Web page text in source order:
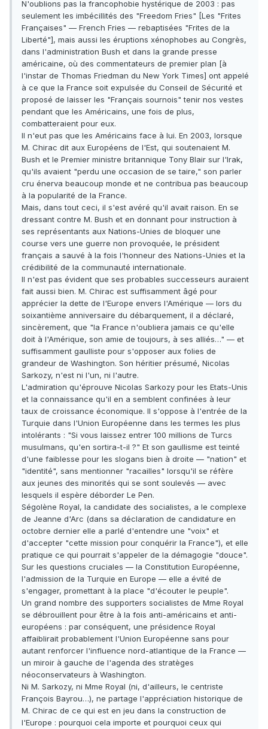
N'oublions pas la francophobie hystérique de 2003 : pas
seulement les imbécillités des "Freedom Fries" [Les "Frites
Françaises" — French Fries — rebaptisées "Frites de la
Liberté"], mais aussi les éruptions xénophobes au Congrès,
dans l'administration Bush et dans la grande presse
américaine, où des commentateurs de premier plan [à
l'instar de Thomas Friedman du New York Times] ont appelé
à ce que la France soit expulsée du Conseil de Sécurité et
proposé de laisser les "Français sournois" tenir nos vestes
pendant que les Américains, une fois de plus,
combatteraient pour eux.
Il n'eut pas que les Américains face à lui. En 2003, lorsque
M. Chirac dit aux Européens de l'Est, qui soutenaient M.
Bush et le Premier ministre britannique Tony Blair sur l'Irak,
qu'ils avaient "perdu une occasion de se taire," son parler
cru énerva beaucoup monde et ne contribua pas beaucoup
à la popularité de la France.
Mais, dans tout ceci, il s'est avéré qu'il avait raison. En se
dressant contre M. Bush et en donnant pour instruction à
ses représentants aux Nations-Unies de bloquer une
course vers une guerre non provoquée, le président
français a sauvé à la fois l'honneur des Nations-Unies et la
crédibilité de la communauté internationale.
Il n'est pas évident que ses probables successeurs auraient
fait aussi bien. M. Chirac est suffisamment âgé pour
apprécier la dette de l'Europe envers l'Amérique — lors du
soixantième anniversaire du débarquement, il a déclaré,
sincèrement, que "la France n'oubliera jamais ce qu'elle
doit à l'Amérique, son amie de toujours, à ses alliés…" — et
suffisamment gaulliste pour s'opposer aux folies de
grandeur de Washington. Son héritier présumé, Nicolas
Sarkozy, n'est ni l'un, ni l'autre.
L'admiration qu'éprouve Nicolas Sarkozy pour les Etats-Unis
et la connaissance qu'il en a semblent confinées à leur
taux de croissance économique. Il s'oppose à l'entrée de la
Turquie dans l'Union Européenne dans les termes les plus
intolérants : "Si vous laissez entrer 100 millions de Turcs
musulmans, qu'en sortira-t-il ?" Et son gaullisme est teinté
d'une faiblesse pour les slogans bien à droite — "nation" et
"identité", sans mentionner "racailles" lorsqu'il se réfère
aux jeunes des minorités qui se sont soulevés — avec
lesquels il espère déborder Le Pen.
Ségolène Royal, la candidate des socialistes, a le complexe
de Jeanne d'Arc (dans sa déclaration de candidature en
octobre dernier elle a parlé d'entendre une "voix" et
d'accepter "cette mission pour conquérir la France"), et elle
pratique ce qui pourrait s'appeler de la démagogie "douce".
Sur les questions cruciales — la Constitution Européenne,
l'admission de la Turquie en Europe — elle a évité de
s'engager, promettant à la place "d'écouter le peuple".
Un grand nombre des supporters socialistes de Mme Royal
se débrouillent pour être à la fois anti-américains et anti-
européens : par conséquent, une présidence Royal
affaiblirait probablement l'Union Européenne sans pour
autant renforcer l'influence nord-atlantique de la France —
un miroir à gauche de l'agenda des stratèges
néoconservateurs à Washington.
Ni M. Sarkozy, ni Mme Royal (ni, d'ailleurs, le centriste
François Bayrou…), ne partage l'appréciation historique de
M. Chirac de ce qui est en jeu dans la construction de
l'Europe : pourquoi cela importe et pourquoi ceux qui